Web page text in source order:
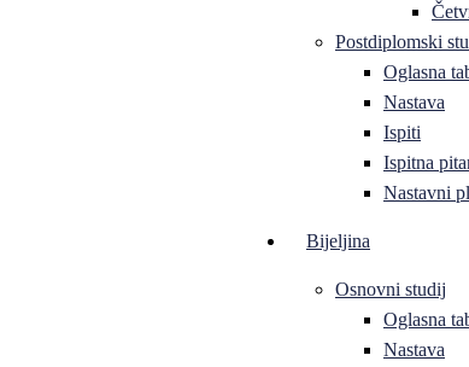
Postdiplomski
Oglasna
Nastava
Ispiti
Ispitna
Nastavni
Bijeljina
Osnovni studij
Oglasna
Nastava